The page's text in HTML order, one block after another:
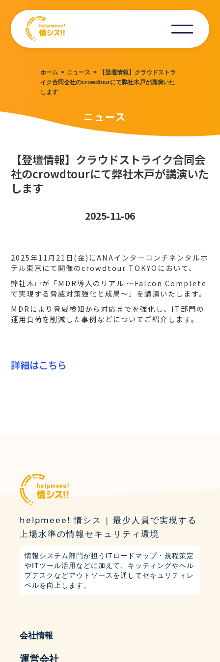
ホーム ニュース
【登壇情報】クラウドストラ
イク合同会社のcrowdtourにて弊社木戸が講演いた
します
ニュース
【登壇情報】クラウドストライク合同会
社のcrowdtourにて弊社木戸が講演いた
します
2025-11-06
2025年11月21日(金)にANAインターコンチネンタルホ
テル東京にて開催のcrowdtour TOKYOにおいて、
弊社木戸が「MDR導入のリアル 〜Falcon Complete
で実現する脅威対策強化と成果〜」を講演いたします。
MDRにより脅威検知から対応までを強化し、IT部門の
運用負荷を削減した事例などについてご紹介します。
詳細はこちら
helpmeee! 情シス | 最少人員で実現する
上場水準の情報セキュリティ環境
情報システム部門が担うITロードマップ・規程策定
やITツール活用などに加えて、キッティングやヘル
プデスクなどアウトソースを通してセキュリティレ
ベルを向上します。
会社情報
運営会社